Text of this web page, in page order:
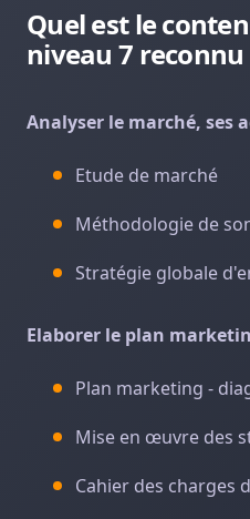
Quel est le
niveau 7 reconnu
Analyser le marché, ses
Etude de marché
Méthodologie de
Stratégie globale
Elaborer le plan
Plan marketing -
Mise en œuvre des
Cahier des charges